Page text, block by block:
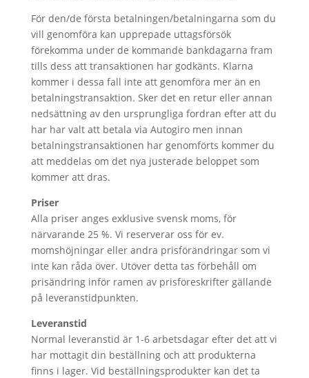
För den/de första betalningen/betalningarna som du
vill genomföra kan upprepade uttagsförsök
förekomma under de kommande bankdagarna fram
tills dess att transaktionen har godkänts. Klarna
kommer i dessa fall inte att genomföra mer än en
betalningstransaktion. Sker det en retur eller annan
nedsättning av den ursprungliga fordran efter att du
har har valt att betala via Autogiro men innan
betalningstransaktionen har genomförts kommer du
att meddelas om det nya justerade beloppet som
kommer att dras.
Priser
Alla priser anges exklusive svensk moms, för
närvarande 25 %. Vi reserverar oss för ev.
momshöjningar eller andra prisförändringar som vi
inte kan råda över. Utöver detta tas förbehåll om
prisändring inför ramen av prisföreskrifter gällande
på leveranstidpunkten.
Leveranstid
Normal leveranstid är 1-6 arbetsdagar efter det att vi
har mottagit din beställning och att produkterna
finns i lager. Vid beställningsprodukter kan det ta